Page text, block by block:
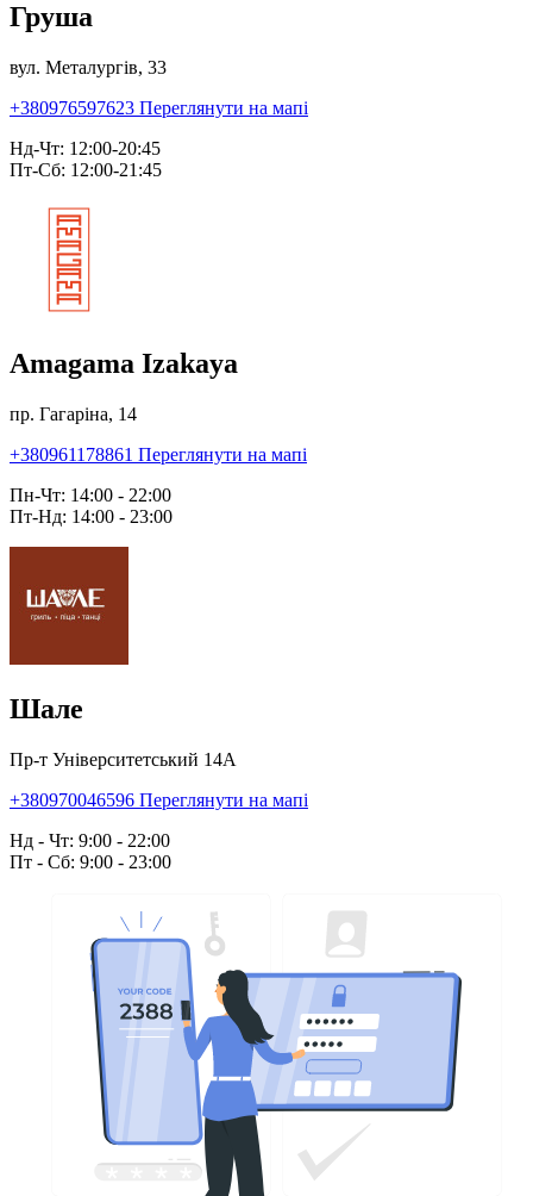
Груша
вул. Металургів, 33
+380976597623 Переглянути на мапі
Нд-Чт: 12:00-20:45
Пт-Сб: 12:00-21:45
Amagama Izakaya
пр. Гагаріна, 14
+380961178861 Переглянути на мапі
Пн-Чт: 14:00 - 22:00
Пт-Нд: 14:00 - 23:00
Шале
Пр-т Університетський 14А
+380970046596 Переглянути на мапі
Нд - Чт: 9:00 - 22:00
Пт - Сб: 9:00 - 23:00